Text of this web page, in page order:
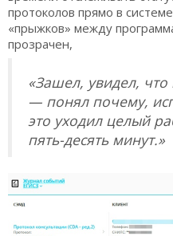
протоколов прямо в
«прыжков» между
прозрачен,
«Зашел, увидел,
— понял почему,
это уходил целый
пять-десять минут.»